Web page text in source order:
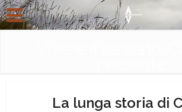
La lunga storia di